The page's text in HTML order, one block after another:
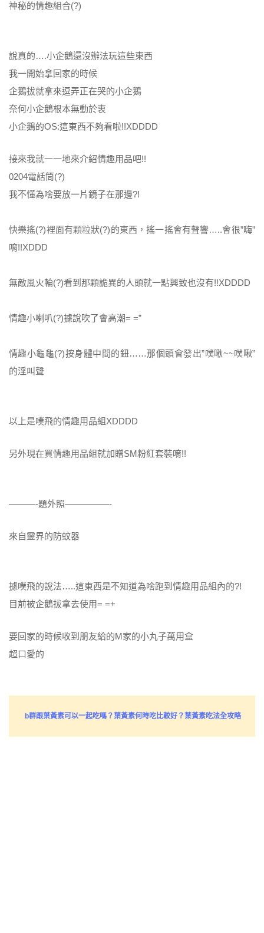
神秘的情趣組合(?)
說真的….小企鵝還沒辦法玩這些東西
我一開始拿回家的時候
企鵝拔就拿來逗弄正在哭的小企鵝
奈何小企鵝根本無動於衷
小企鵝的OS:這東西不夠看啦!!XDDDD
接來我就一一地來介紹情趣用品吧!!
0204電話筒(?)
我不懂為啥要放一片鏡子在那邊?!
快樂搖(?)裡面有顆粒狀(?)的東西，搖一搖會有聲響…..會很”嗨”
唷!!XDDD
無敵風火輪(?)看到那顆詭異的人頭就一點興致也沒有!!XDDDD
情趣小喇叭(?)據說吹了會高潮= =”
情趣小龜龜(?)按身體中間的鈕……那個頭會發出”噗啾~~噗啾”
的淫叫聲
以上是噗飛的情趣用品組XDDDD
另外現在買情趣用品組就加贈SM粉紅套裝唷!!
———-題外照—————-
來自靈界的防蚊器
據噗飛的說法…..這東西是不知道為啥跑到情趣用品組內的?!
目前被企鵝拔拿去使用= =+
要回家的時候收到朋友給的M家的小丸子萬用盒
超口愛的
b群跟葉黃素可以一起吃嗎？葉黃素何時吃比較好？葉黃素吃法全攻略